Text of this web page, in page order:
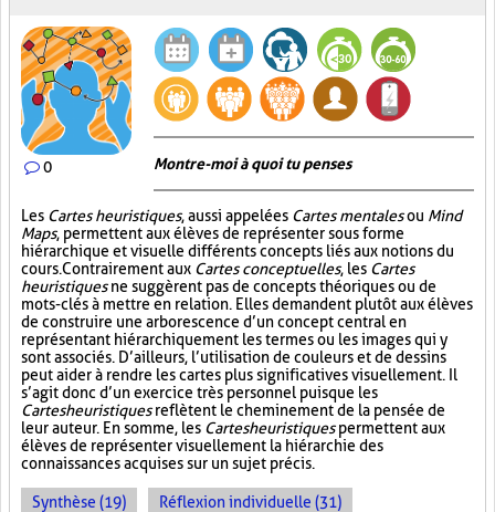
0 Montre-moi à quoi tu penses
Les Cartes heuristiques, aussi appelées Cartes mentalesou Mind
Maps, permettent aux élèves de représenter sous forme
hiérarchique et visuelle différents concepts liés aux notions du
cours. Contrairement aux Cartes conceptuelles, les Cartes
heuristiquesne suggèrent pas de concepts théoriques ou de
mots-clés à mettre en relation. Elles demandent plutôt aux élèves
de construire une arborescence d’un concept central en
représentant hiérarchiquement les termes ou les images qui y
sont associés. D’ailleurs, l’utilisation de couleurs et de dessins
peut aider à rendre les cartes plus significatives visuellement. Il
s’agit donc d’un exercice très personnel puisque les
Cartes heuristiquesreflètent le cheminement de la pensée de
leur auteur. En somme, les Cartes heuristiquespermettent aux
élèves de représenter visuellement la hiérarchie des
connaissances acquises sur un sujet précis.
Synthèse (19) Réflexion individuelle (31)